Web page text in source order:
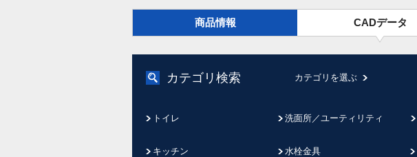
商品情報 CADデータ
カテゴリ検索 カテゴリを選ぶ
トイレ 洗面所／ユーティリティ
キッチン 水栓金具